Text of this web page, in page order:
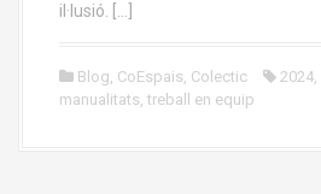
il·lusió. […]
Blog, CoEspais, Colectic 2024,
manualitats, treball en equip